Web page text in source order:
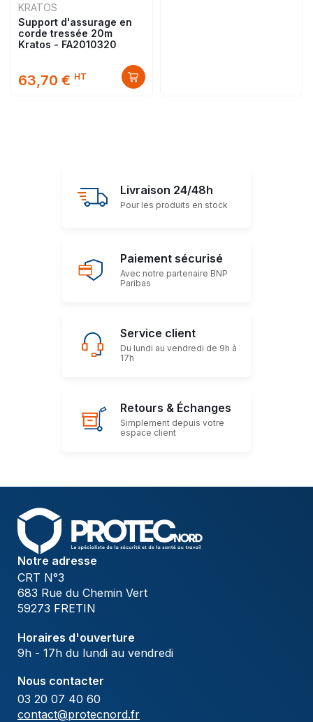
KRATOS
Support d'assurage en
corde tressée 20m
Kratos - FA2010320
63,70 € HT
Livraison 24/48h
Pour les produits en stock
Paiement sécurisé
Avec notre partenaire BNP
Paribas
Service client
Du lundi au vendredi de 9h à
17h
Retours & Échanges
Simplement depuis votre
espace client
Notre adresse
CRT N°3
683 Rue du Chemin Vert
59273 FRETIN
Horaires d'ouverture
9h - 17h du lundi au vendredi
Nous contacter
03 20 07 40 60
contact@protecnord.fr